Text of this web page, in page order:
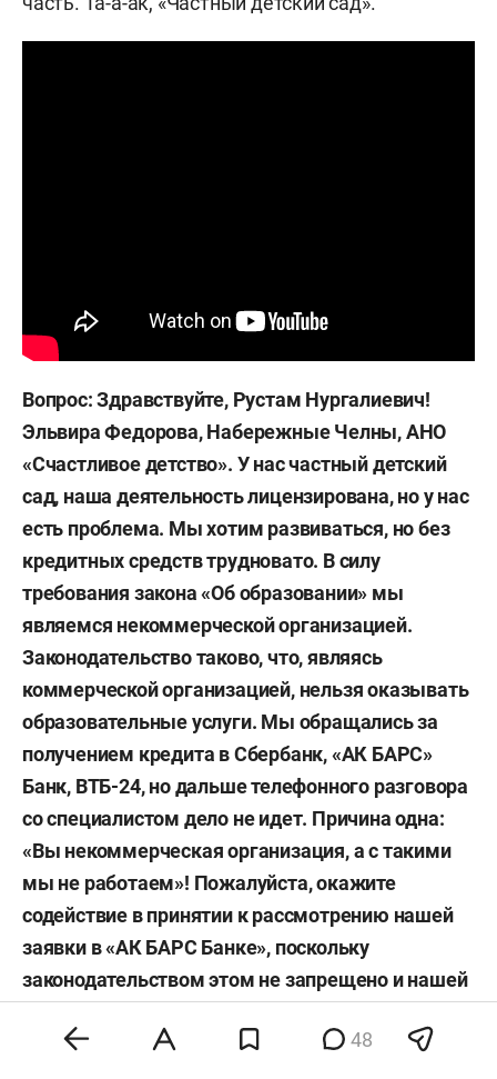
Вопрос: Здравствуйте, Рустам Нургалиевич!
Эльвира Федорова, Набережные Челны, АНО
«Счастливое детство». У нас частный детский
сад, наша деятельность лицензирована, но у нас
есть проблема. Мы хотим развиваться, но без
кредитных средств трудновато. В силу
требования закона «Об образовании» мы
являемся некоммерческой организацией.
Законодательство таково, что, являясь
коммерческой организацией, нельзя оказывать
образовательные услуги. Мы обращались за
получением кредита в Сбербанк, «АК БАРС»
Банк, ВТБ-24, но дальше телефонного разговора
со специалистом дело не идет. Причина одна:
«Вы некоммерческая организация, а с такими
мы не работаем»! Пожалуйста, окажите
содействие в принятии к рассмотрению нашей
заявки в «АК БАРС Банке», поскольку
законодательством этом не запрещено и нашей
48